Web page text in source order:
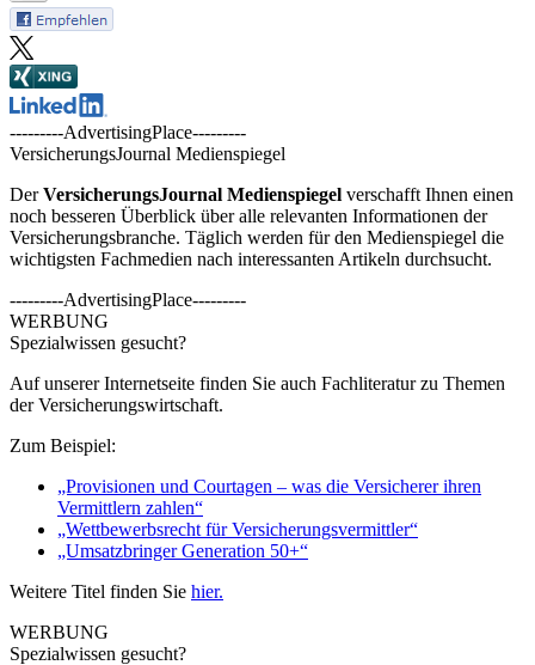
---------AdvertisingPlace---------
VersicherungsJournal Medienspiegel
DerVersicherungsJournal Medienspiegel verschafft Ihnen einen
noch besseren Überblick über alle relevanten Informationen der
Versicherungsbranche. Täglich werden für den Medienspiegel die
wichtigsten Fachmedien nach interessanten Artikeln durchsucht.
---------AdvertisingPlace---------
WERBUNG
Spezialwissen gesucht?
Auf unserer Internetseite finden Sie auch Fachliteratur zu Themen
der Versicherungswirtschaft.
Zum Beispiel:
„Provisionen und Courtagen – was die Versicherer ihren
Vermittlern zahlen“
„Wettbewerbsrecht für Versicherungsvermittler“
„Umsatzbringer Generation 50+“
Weitere Titel finden Sie hier.
WERBUNG
Spezialwissen gesucht?